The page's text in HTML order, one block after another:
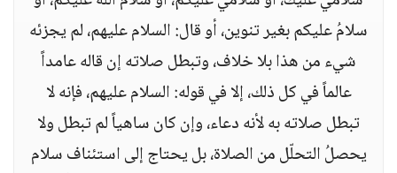
سلامُ عليكم بغير تنوين، أو قال‏:‏ السلام عليهم، لم يجزئه
شيء من هذا بلا خلاف، وتبطل صلاته إن قاله عامداً
عالماً في كل ذلك، إلا في قوله‏:‏ السلام عليهم، فإنه لا
تبطل صلاته به لأنه دعاء، وإن كان ساهياً لم تبطل ولا
يحصلُ التحلّل من الصلاة، بل يحتاج إلى استئناف سلام